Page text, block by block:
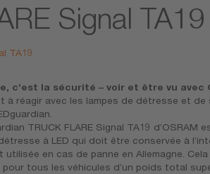
Signal TA19
TA19
c’est la sécurité – voir et être vu avec
à réagir avec les lampes de détresse et de
TRUCK FLARE Signal TA19 d’OSRAM
à LED qui doit être conservée à
utilisée en cas de panne en Allemagne. Cela
pour tous les véhicules d’un poids total